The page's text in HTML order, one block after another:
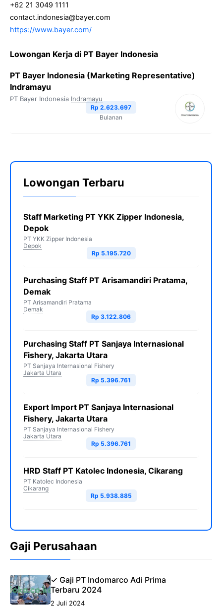
+62 21 3049 1111
contact.indonesia@bayer.com
https://www.bayer.com/
Lowongan Kerja di PT Bayer Indonesia
PT Bayer Indonesia (Marketing Representative)
Indramayu
PT Bayer Indonesia Indramayu
Rp 2.623.697
Bulanan
Lowongan Terbaru
Staff Marketing PT YKK Zipper Indonesia,
Depok
PT YKK Zipper Indonesia
Depok
Rp 5.195.720
Purchasing Staff PT Arisamandiri Pratama,
Demak
PT Arisamandiri Pratama
Demak
Rp 3.122.806
Purchasing Staff PT Sanjaya Internasional
Fishery, Jakarta Utara
PT Sanjaya Internasional Fishery
Jakarta Utara
Rp 5.396.761
Export Import PT Sanjaya Internasional
Fishery, Jakarta Utara
PT Sanjaya Internasional Fishery
Jakarta Utara
Rp 5.396.761
HRD Staff PT Katolec Indonesia, Cikarang
PT Katolec Indonesia
Cikarang
Rp 5.938.885
Gaji Perusahaan
✓ Gaji PT Indomarco Adi Prima
Terbaru 2024
2 Juli 2024